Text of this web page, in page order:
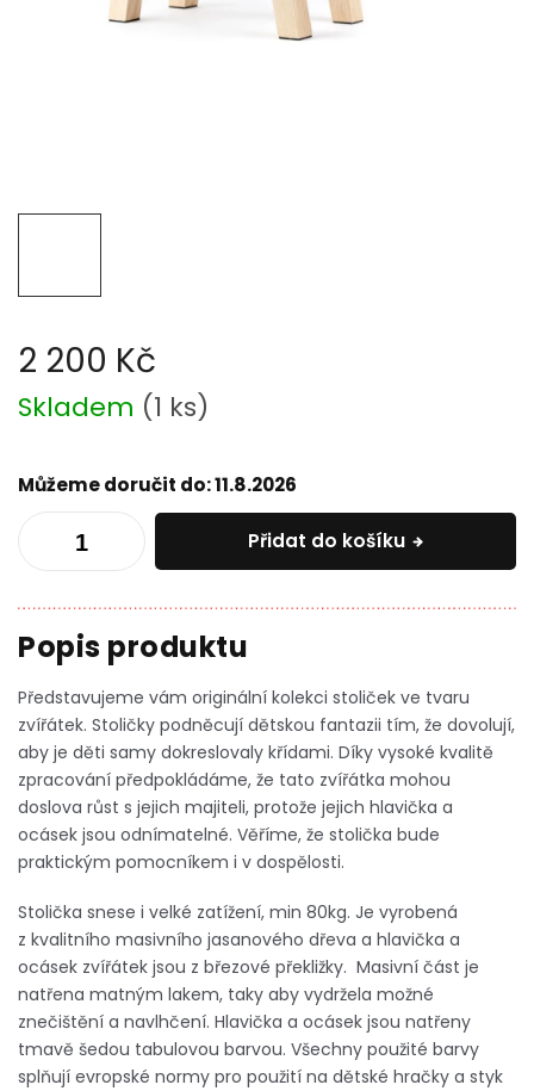
2 200 Kč
Měrná
cena:
Skladem (1 ks)
Můžeme doručit do:11.8.2026
Přidat do košíku
Představujeme vám originální kolekci stoliček ve tvaru
zvířátek. Stoličky podněcují dětskou fantazii tím, že dovolují,
aby je děti samy dokreslovaly křídami. Díky vysoké kvalitě
zpracování předpokládáme, že tato zvířátka mohou
doslova růst s jejich majiteli, protože jejich hlavička a
ocásek jsou odnímatelné. Věříme, že stolička bude
praktickým pomocníkem i v dospělosti.
Stolička snese i velké zatížení, min 80kg. Je vyrobená
z kvalitního masivního jasanového dřeva a hlavička a
ocásek zvířátek jsou z březové překližky. Masivní část je
natřena matným lakem, taky aby vydržela možné
znečištění a navlhčení. Hlavička a ocásek jsou natřeny
tmavě šedou tabulovou barvou. Všechny použité barvy
splňují evropské normy pro použití na dětské hračky a styk